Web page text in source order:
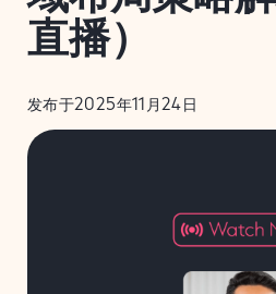
直播）
发布于2025年11月24日